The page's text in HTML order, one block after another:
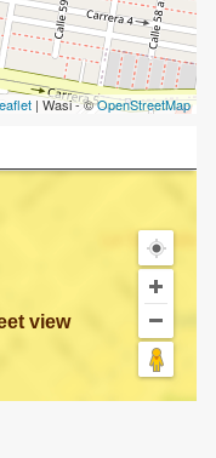
| Wasi - ©OpenStreetMap
view